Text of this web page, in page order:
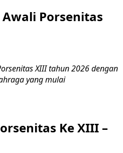
Porsenitas
XIII tahun 2026 dengan
yang mulai
Ke XIII –